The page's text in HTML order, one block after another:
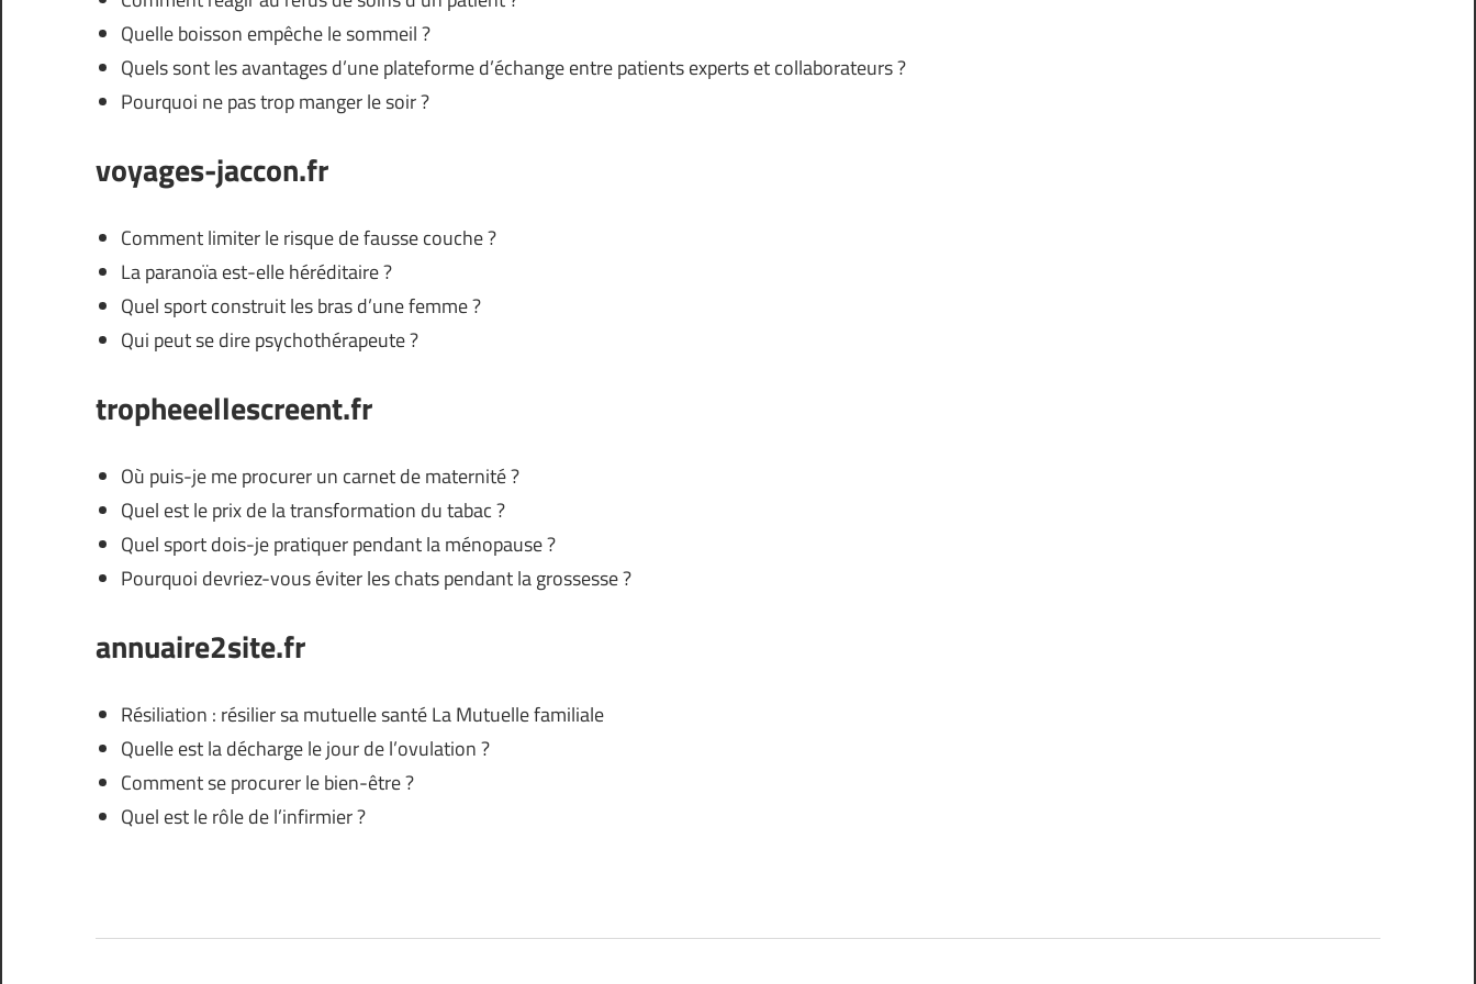
Quelle boisson empêche le sommeil ?
Quels sont les avantages d’une plateforme d’échange entre patients experts et collaborateurs ?
Pourquoi ne pas trop manger le soir ?
voyages-jaccon.fr
Comment limiter le risque de fausse couche ?
La paranoïa est-elle héréditaire ?
Quel sport construit les bras d’une femme ?
Qui peut se dire psychothérapeute ?
tropheeellescreent.fr
Où puis-je me procurer un carnet de maternité ?
Quel est le prix de la transformation du tabac ?
Quel sport dois-je pratiquer pendant la ménopause ?
Pourquoi devriez-vous éviter les chats pendant la grossesse ?
annuaire2site.fr
Résiliation : résilier sa mutuelle santé La Mutuelle familiale
Quelle est la décharge le jour de l’ovulation ?
Comment se procurer le bien-être ?
Quel est le rôle de l’infirmier ?